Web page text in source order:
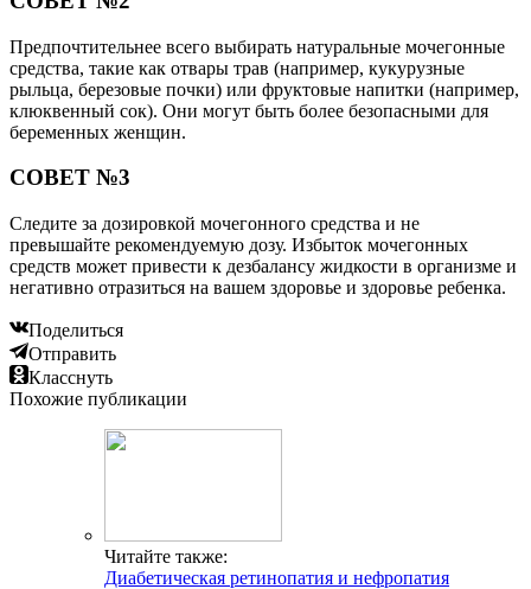
Предпочтительнее всего выбирать натуральные мочегонные
средства, такие как отвары трав (например, кукурузные
рыльца, березовые почки) или фруктовые напитки (например,
клюквенный сок). Они могут быть более безопасными для
беременных женщин.
СОВЕТ №3
Следите за дозировкой мочегонного средства и не
превышайте рекомендуемую дозу. Избыток мочегонных
средств может привести к дезбалансу жидкости в организме и
негативно отразиться на вашем здоровье и здоровье ребенка.
Поделиться
Отправить
Класснуть
Похожие публикации
Читайте также:
Диабетическая ретинопатия и нефропатия